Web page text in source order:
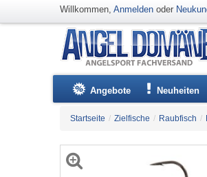
Willkommen, Anmelden oder
Angebote Neuheiten
Startseite / Zielfische / Raubfisch /